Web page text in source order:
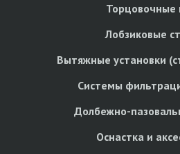
Торцовочные
Лобзиковые
Вытяжные установки
Системы
Долбежно-
Оснастка и